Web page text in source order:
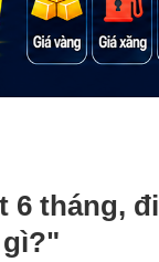
6 tháng, đi